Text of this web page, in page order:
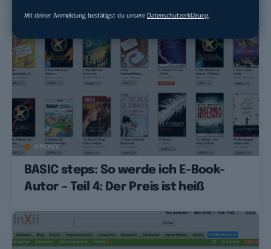
Mit deiner Anmeldung bestätigst du unsere Datenschutzerklärung
ARCHIV
BASIC steps: So werde ich E-Book-
Autor – Teil 4: Der Preis ist heiß